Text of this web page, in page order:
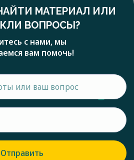
МАТЕРИАЛ ИЛИ
ВОПРОСЫ?
с нами, мы
вам помочь!
Отправить